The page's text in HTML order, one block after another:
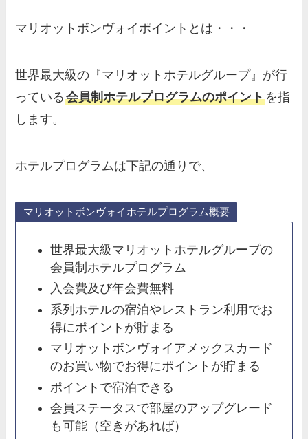
マリオットボンヴォイポイントとは・・・
世界最大級の『マリオットホテルグループ』が行
っている会員制ホテルプログラムのポイントを指
します。
ホテルプログラムは下記の通りで、
マリオットボンヴォイホテルプログラム概要
世界最大級マリオットホテルグループの
会員制ホテルプログラム
入会費及び年会費無料
系列ホテルの宿泊やレストラン利用でお
得にポイントが貯まる
マリオットボンヴォイアメックスカード
のお買い物でお得にポイントが貯まる
ポイントで宿泊できる
会員ステータスで部屋のアップグレード
も可能（空きがあれば）